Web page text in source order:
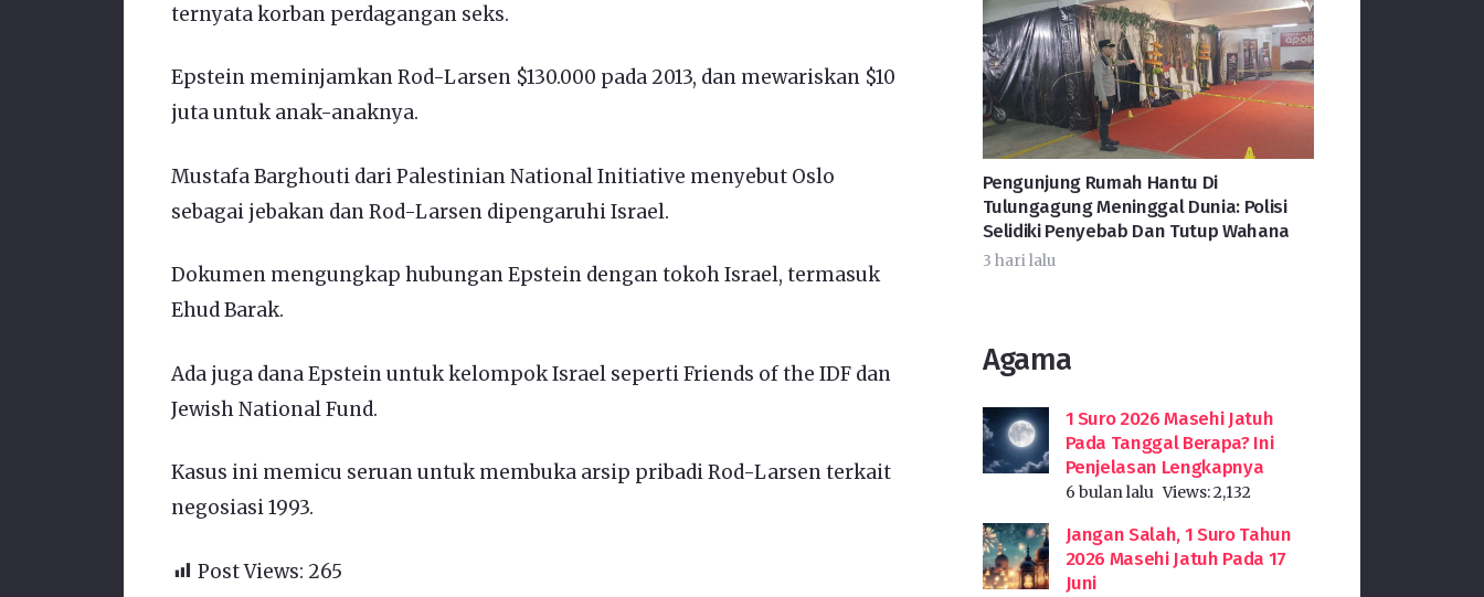
ternyata korban perdagangan seks.
Epstein meminjamkan Rod-Larsen $130.000 pada 2013, dan mewariskan $10
juta untuk anak-anaknya.
Mustafa Barghouti dari Palestinian National Initiative menyebut Oslo
sebagai jebakan dan Rod-Larsen dipengaruhi Israel.
Dokumen mengungkap hubungan Epstein dengan tokoh Israel, termasuk
Ehud Barak.
Ada juga dana Epstein untuk kelompok Israel seperti Friends of the IDF dan
Jewish National Fund.
Kasus ini memicu seruan untuk membuka arsip pribadi Rod-Larsen terkait
negosiasi 1993.
Post Views: 265
Pengunjung Rumah Hantu Di
Tulungagung Meninggal Dunia: Polisi
Selidiki Penyebab Dan Tutup Wahana
3 hari lalu
Agama
1 Suro 2026 Masehi Jatuh
Pada Tanggal Berapa? Ini
Penjelasan Lengkapnya
6 bulan lalu Views:2,132
Jangan Salah, 1 Suro Tahun
2026 Masehi Jatuh Pada 17
Juni